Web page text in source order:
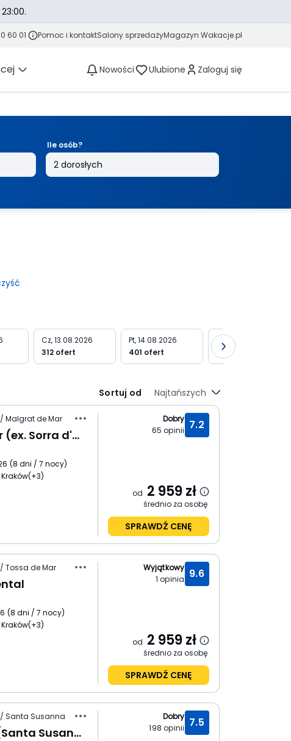
60 01 Pomoc i kontaktSalony sprzedażyMagazyn Wakacje.pl
Nowości Ulubione Zaloguj się
Ile osób?
Cz, 13.08.2026
312 ofert
Pt, 14.08.2026
401 ofert
Sb, 15.08.2026
443 oferty
Sortuj od Najtańszych
Malgrat de Mar
Ibersol Sorra d'Or (ex. Sorra d'Or)
(8 dni / 7 nocy)
(+3)
7.2
Dobry
65 opinii
od 2 959 zł
średnio za osobę
SPRAWDŹ CENĘ
Tossa de Mar
(8 dni / 7 nocy)
(+3)
9.6
Wyjątkowy
1 opinia
od 2 959 zł
średnio za osobę
SPRAWDŹ CENĘ
Santa Susanna
HTop Royal Sun (Santa Susanna)
7.5
Dobry
198 opinii